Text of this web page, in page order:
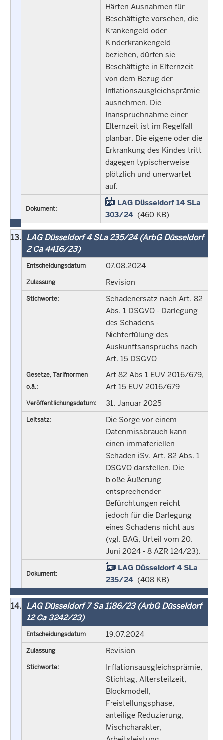
Härten Ausnahmen für
Beschäftigte vorsehen, die
Krankengeld oder
Kinderkrankengeld
beziehen, dürfen sie
Beschäftigte in Elternzeit
von dem Bezug der
Inflationsausgleichsprämie
ausnehmen. Die
Inanspruchnahme einer
Elternzeit ist im Regelfall
planbar. Die eigene oder die
Erkrankung des Kindes tritt
dagegen typischerweise
plötzlich und unerwartet
auf.
Dokument:
LAG Düsseldorf 14 SLa
303/24 (460 KB)
13. LAG Düsseldorf 4 SLa 235/24 (ArbG Düsseldorf
2 Ca 4416/23)
Entscheidungsdatum 07.08.2024
Zulassung Revision
Stichworte:
Schadenersatz nach Art. 82
Abs. 1 DSGVO - Darlegung
des Schadens -
Nichterfülung des
Auskunftsanspruchs nach
Art. 15 DSGVO
Gesetze, Tarifnormen
o.ä.:
Art 82 Abs 1 EUV 2016/679,
Art 15 EUV 2016/679
Veröffentlichungsdatum: 31. Januar 2025
Leitsatz:
Die Sorge vor einem
Datenmissbrauch kann
einen immateriellen
Schaden iSv. Art. 82 Abs. 1
DSGVO darstellen. Die
bloße Äußerung
entsprechender
Befürchtungen reicht
jedoch für die Darlegung
eines Schadens nicht aus
(vgl. BAG, Urteil vom 20.
Juni 2024 - 8 AZR 124/23).
Dokument:
LAG Düsseldorf 4 SLa
235/24 (408 KB)
14. LAG Düsseldorf 7 Sa 1186/23 (ArbG Düsseldorf
12 Ca 3242/23)
Entscheidungsdatum 19.07.2024
Zulassung Revision
Stichworte:
Inflationsausgleichsprämie,
Stichtag, Altersteilzeit,
Blockmodell,
Freistellungsphase,
anteilige Reduzierung,
Mischcharakter,